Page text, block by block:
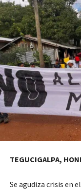
TEGUCIGALPA,
Se agudiza crisis en